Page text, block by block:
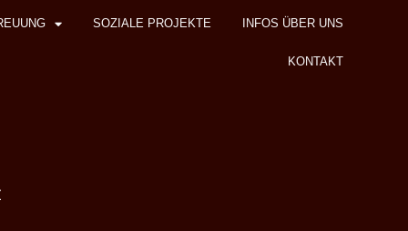
SOZIALE PROJEKTE INFOS ÜBER UNS
KONTAKT